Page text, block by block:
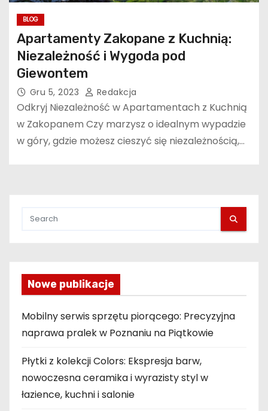
BLOG
Apartamenty Zakopane z Kuchnią:
Niezależność i Wygoda pod
Giewontem
Gru 5, 2023 Redakcja
Odkryj Niezależność w Apartamentach z Kuchnią
w Zakopanem Czy marzysz o idealnym wypadzie
w góry, gdzie możesz cieszyć się niezależnością,…
Nowe publikacje
Mobilny serwis sprzętu piorącego: Precyzyjna
naprawa pralek w Poznaniu na Piątkowie
Płytki z kolekcji Colors: Ekspresja barw,
nowoczesna ceramika i wyrazisty styl w
łazience, kuchni i salonie